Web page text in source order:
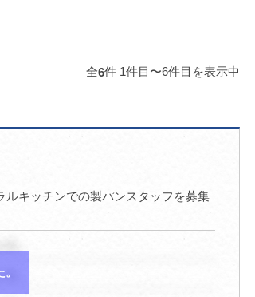
全6件 1件目〜6件目を表示中
ルキッチンでの製パンスタッフを募集
。